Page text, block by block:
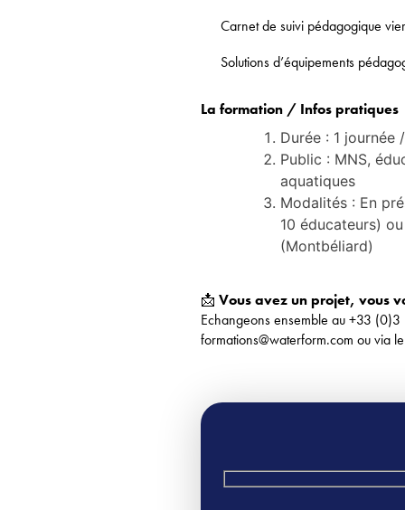
Découvrez votre profil en 2mn
AquaFit Pro Pack
Ressources Waterform
Carnet de suivi pédagogique
Solutions d’équipements
La formation / Infos pratiques
Durée : 1 journée
Public : MNS,
aquatiques
Modalités : En
10 éducateurs)
(Montbéliard)
📩 Vous avez un projet, vous
Echangeons ensemble au +33
formations@waterform.com ou via